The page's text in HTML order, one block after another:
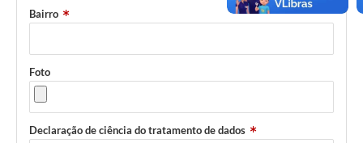
Bairro
Foto
Declaração de ciência do tratamento de dados